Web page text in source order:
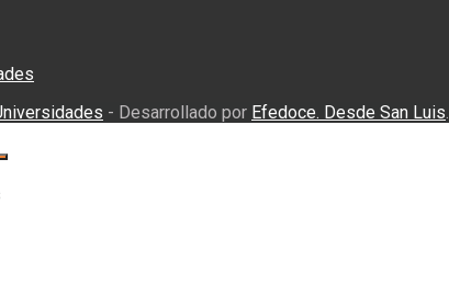
- Desarrollado por Efedoce. Desde San Luis.